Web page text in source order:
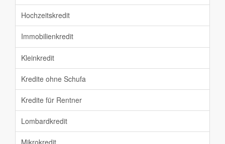
Hochzeitskredit
Immobilienkredit
Kleinkredit
Kredite ohne Schufa
Kredite für Rentner
Lombardkredit